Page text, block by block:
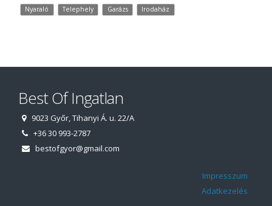
Nyaraló
Telephely Garázs Irodaház
Best Of Ingatlan
9023 Győr, Tihanyi Á. u. 22/A
+36 30 993-2787
bestofgyor@gmail.com
Impresszum
Adatkezelés